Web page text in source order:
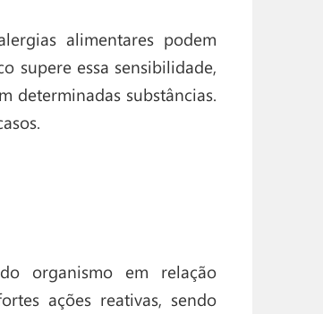
alimentares podem
supere essa sensibilidade,
determinadas substâncias.
organismo em relação
ações reativas, sendo